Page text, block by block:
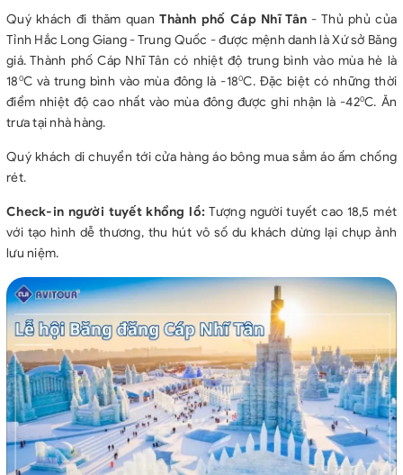
- Bất cứ một hình thức bỏ hoặc không sử dụng dịch vụ gì tại
nước ngoài đều không được hoàn lại tiền vì mọi dịch vụ đã được
thanh toán trước.
- Lịch trình của chương trình có thể thay đổi tuỳ theo thời tiết và
điều kiện giao thông tại Trung Quốc.
15 người, sẽ lùi sang ngày khởi hành khác hoặc chi phí sẽ được
tính lại trên số lượng thực tế. Nếu Quý khách có nhu cầu đi đoàn
riêng, vui lòng báo lại để được báo giá tốt nhất.
Quý khách đi thăm quanThành phố Cáp Nhĩ Tân - Thủ phủ của
Tỉnh Hắc Long Giang - Trung Quốc - được mệnh danh là Xứ sở Băng
giá. Thành phố Cáp Nhĩ Tân có nhiệt độ trung bình vào mùa hè là
18 0C và trung bình vào mùa đông là -180C. Đặc biệt có những thời
điểm nhiệt độ cao nhất vào mùa đông được ghi nhận là -420C. Ăn
trưa tại nhà hàng.
Quý khách di chuyển tới cửa hàng áo bông mua sắm áo ấm chống
rét.
Check-in người tuyết khổng lồ: Tượng người tuyết cao 18,5 mét
với tạo hình dễ thương, thu hút vô số du khách dừng lại chụp ảnh
lưu niệm.